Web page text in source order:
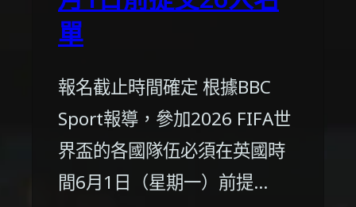
單
報名截止時間確定 根據BBC
Sport報導，參加2026 FIFA世
界盃的各國隊伍必須在英國時
間6月1日（星期一）前提…